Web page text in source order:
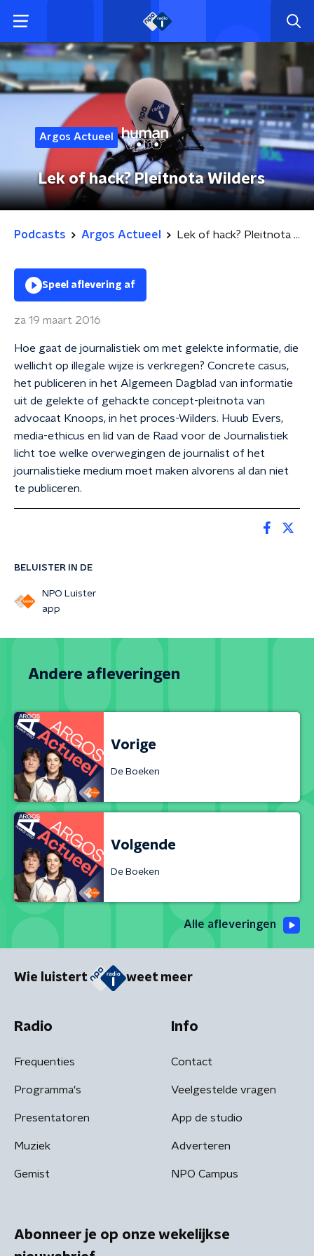
Argos Actueel
Lek of hack? Pleitnota Wilders
Podcasts Argos Actueel Lek of hack? Pleitnota Wilders
BELUISTER IN DE
NPO Luister
app
Speel aflevering af
za 19 maart 2016
Hoe gaat de journalistiek om met gelekte informatie, die
wellicht op illegale wijze is verkregen? Concrete casus,
het publiceren in het Algemeen Dagblad van informatie
uit de gelekte of gehackte concept-pleitnota van
advocaat Knoops, in het proces-Wilders. Huub Evers,
media-ethicus en lid van de Raad voor de Journalistiek
licht toe welke overwegingen de journalist of het
journalistieke medium moet maken alvorens al dan niet
te publiceren.
Andere afleveringen
Vorige
De Boeken
Volgende
De Boeken
Alle afleveringen
Wie luistert weet meer
Radio
Frequenties
Programma's
Presentatoren
Muziek
Gemist
Info
Contact
Veelgestelde vragen
App de studio
Adverteren
NPO Campus
Abonneer je op onze wekelijkse